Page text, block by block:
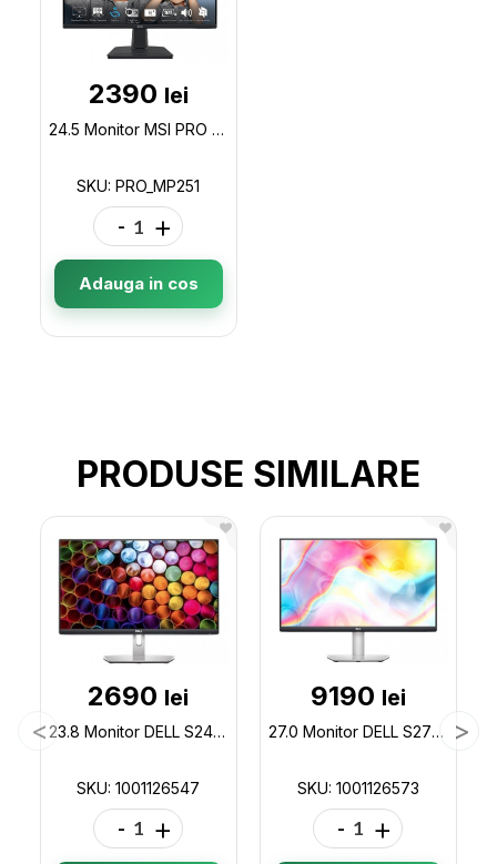
2390 lei
24.5 Monitor MSI PRO MP251/ 1ms/ 100Hz/ Black PRO_MP251
SKU: PRO_MP251
- +
Adauga in cos
PRODUSE SIMILARE
2690 lei
23.8 Monitor DELL S2421HN / 4ms / Black/Silver 1001126547
SKU: 1001126547
- +
9190 lei
27.0 Monitor DELL S2722QC / 4ms / 4K / Black/Silver 1001126573
SKU: 1001126573
- +